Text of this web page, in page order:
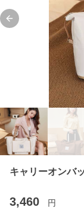
Previous slide
キャリーオンバ
3,460 円